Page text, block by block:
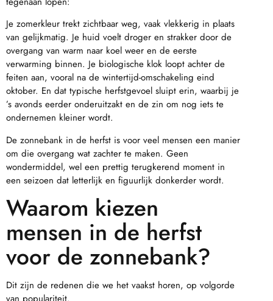
Je zomerkleur trekt zichtbaar weg, vaak vlekkerig in plaats
van gelijkmatig. Je huid voelt droger en strakker door de
overgang van warm naar koel weer en de eerste
verwarming binnen. Je biologische klok loopt achter de
feiten aan, vooral na de wintertijd-omschakeling eind
oktober. En dat typische herfstgevoel sluipt erin, waarbij je
’s avonds eerder onderuitzakt en de zin om nog iets te
ondernemen kleiner wordt.
De zonnebank in de herfst is voor veel mensen een manier
om die overgang wat zachter te maken. Geen
wondermiddel, wel een prettig terugkerend moment in
een seizoen dat letterlijk en figuurlijk donkerder wordt.
Waarom kiezen
mensen in de herfst
voor de zonnebank?
Dit zijn de redenen die we het vaakst horen, op volgorde